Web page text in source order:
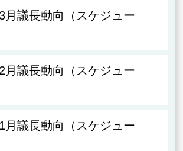
月議長動向（スケジュー
月議長動向（スケジュー
月議長動向（スケジュー